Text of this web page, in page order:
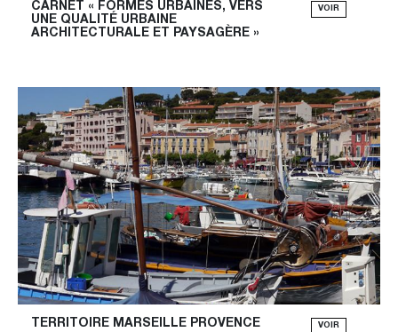
CARNET « FORMES URBAINES, VERS
UNE QUALITÉ URBAINE
ARCHITECTURALE ET PAYSAGÈRE »
VOIR
TERRITOIRE MARSEILLE PROVENCE VOIR